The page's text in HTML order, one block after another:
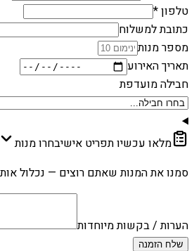
טלפון *
כתובת למשלוח
מספר מנות
תאריך האירוע
חבילה מועדפת
מלאו עכשיו תפריט אישיבחרו מנות
סמנו את המנות שאתם רוצים — נכלול
הערות / בקשות מיוחדות
שלח הזמנה